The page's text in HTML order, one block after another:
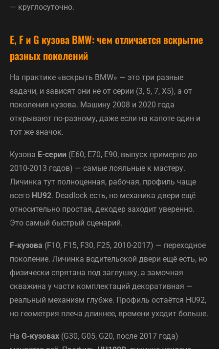
— круглосуточно.
E, F и G кузова BMW: чем отличается вскрытие
разных поколений
На практике «вскрыть BMW» — это три разные
задачи, и зависят они не от серии (3, 5, 7, X5), а от
поколения кузова. Машину 2008 и 2020 года
открывают по-разному, даже если на капоте один и
тот же значок.
Кузова E-серии (E60, E70, E90, выпуск примерно до
2010-2013 годов) — самые лояльные к мастеру.
Личинка тут полноценная, рабочая, профиль чаще
всего HU92. Deadlock есть, но механика двери ещё
относительно простая, декодер заходит уверенно.
Это самый быстрый сценарий.
F-кузова (F10, F15, F30, F25, 2010-2017) — переходное
поколение. Личинка водительской двери ещё есть, но
физически спрятана под заглушку, а замочная
скважина у части комплектаций декоративная —
реальный механизм глубже. Профиль остаётся HU92,
но геометрия плеча длиннее, времени уходит больше.
На G-кузовах (G30, G05, G20, после 2017 года)